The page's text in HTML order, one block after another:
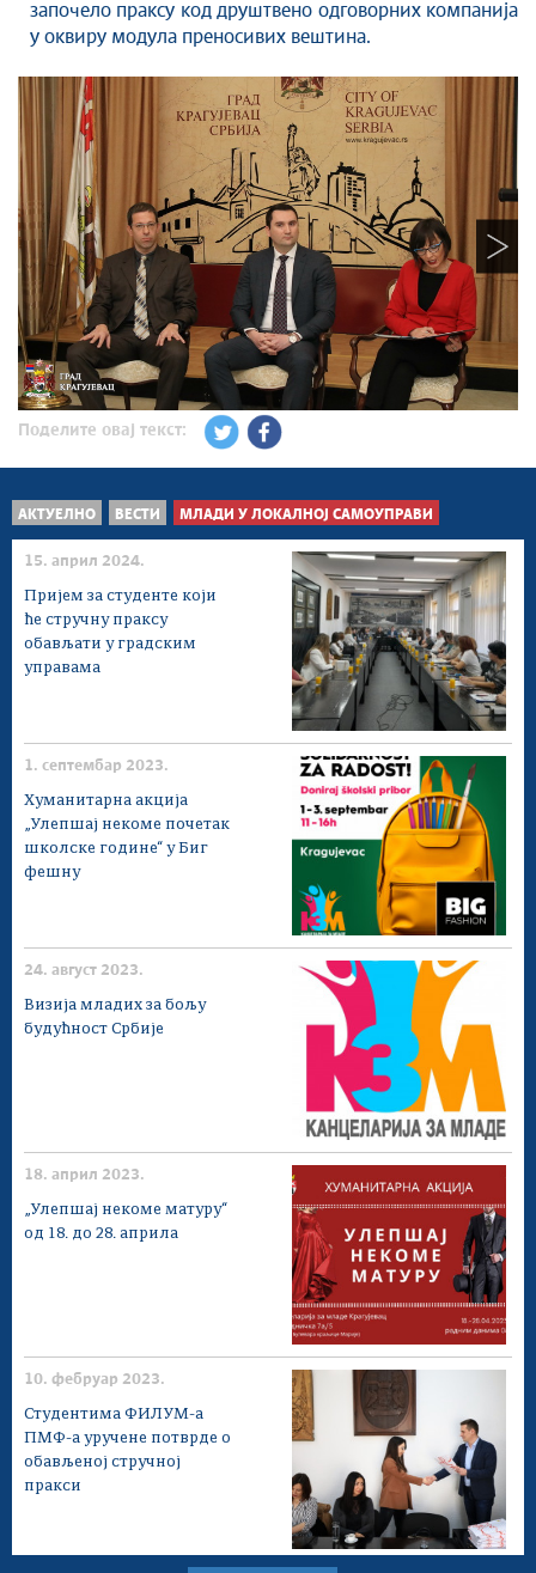
започело праксу код друштвено одговорних компанија
у оквиру модула преносивих вештина.
Поделите овај текст:
АКТУЕЛНО ВЕСТИ МЛАДИ У ЛОКАЛНОЈ САМОУПРАВИ
15. април 2024.
Пријем за студенте који
ће стручну праксу
обављати у градским
управама
1. септембар 2023.
Хуманитарна акција
„Улепшај некоме почетак
школске године“ у Биг
фешну
24. август 2023.
Визија младих за бољу
будућност Србије
18. април 2023.
„Улепшај некоме матуру“
од 18. до 28. априла
10. фебруар 2023.
Студентима ФИЛУМ-а
ПМФ-а уручене потврде о
обављеној стручној
пракси